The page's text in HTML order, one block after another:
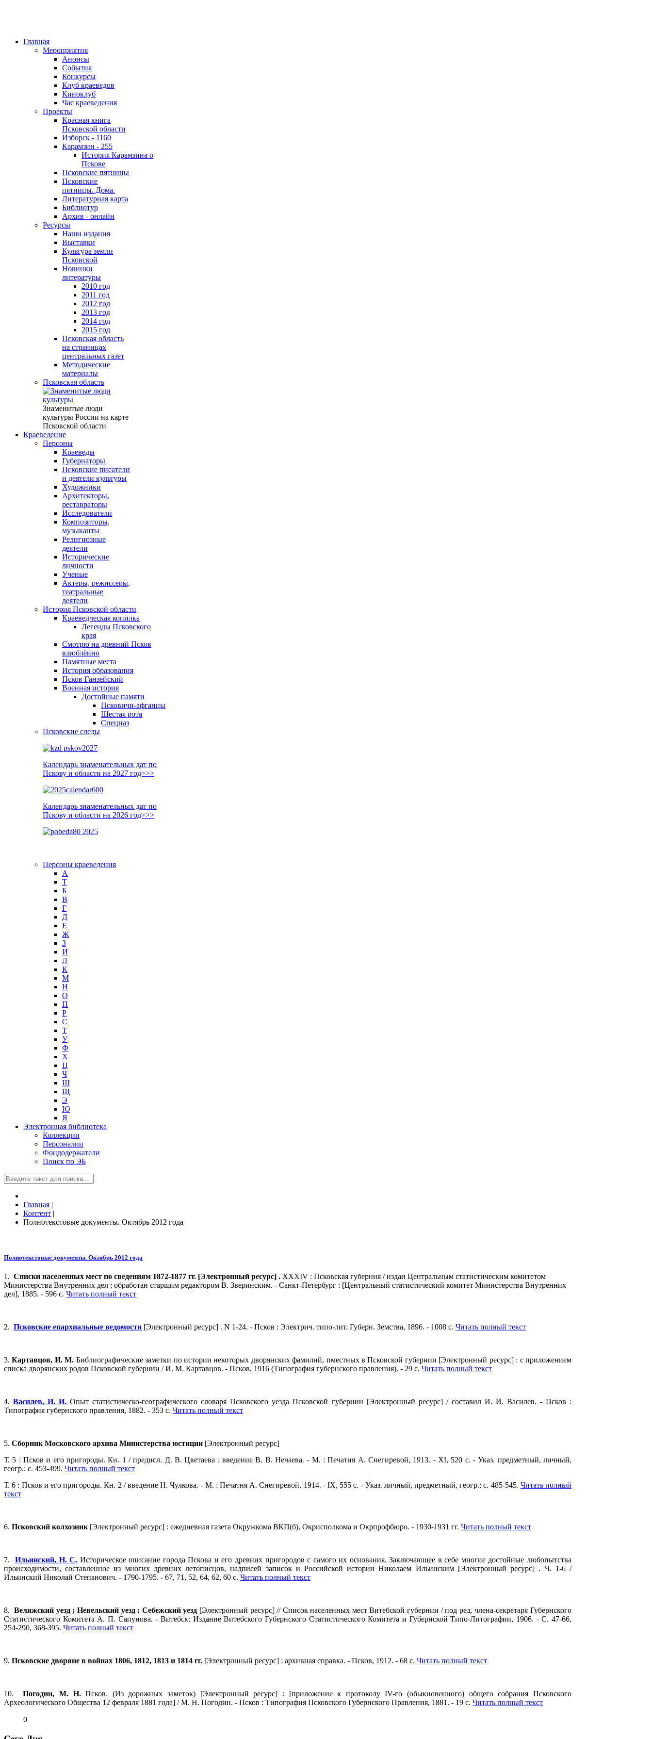
Главная
Мероприятия
Анонсы
События
Конкурсы
Клуб краеведов
Киноклуб
Час краеведения
Проекты
Красная книга
Псковской области
Изборск - 1160
Карамзин - 255
История Карамзина о
Пскове
Псковские пятницы
Псковские
пятницы. Дома.
Литературная карта
Библиотур
Архив - онлайн
Ресурсы
Наши издания
Выставки
Культура земли
Псковской
Новинки
литературы
2010 год
2011 год
2012 год
2013 год
2014 год
2015 год
Псковская область
на страницах
центральных газет
Методические
материалы
Псковская область
Знаменитые люди
культуры России на карте
Псковской области
Краеведение
Персоны
Краеведы
Губернаторы
Псковские писатели
и деятели культуры
Художники
Архитекторы,
реставраторы
Исследователи
Композиторы,
музыканты
Религиозные
деятели
Исторические
личности
Ученые
Актеры, режиссеры,
театральные
деятели
История Псковской области
Краеведческая копилка
Легенды Псковского
края
Смотрю на древний Псков
влюблённо
Памятные места
История образования
Псков Ганзейский
Военная история
Достойные памяти
Псковичи-афганцы
Шестая рота
Спецназ
Псковские следы
Календарь знаменательных дат по
Пскову и области на 2027 год>>>
Календарь знаменательных дат по
Пскову и области на 2026 год>>>
Персоны краеведения
А
T
Б
В
Г
Д
Е
Ж
З
И
Л
К
М
Н
О
П
Р
С
Т
У
Ф
Х
Ц
Ч
Ш
Щ
Э
Ю
Я
Электронная библиотека
Коллекции
Персоналии
Фондодержатели
Поиск по ЭБ
Главная |
Контент |
Полнотекстовые документы. Октябрь 2012 года
Полнотекстовые документы. Октябрь 2012 года
1. Списки населенных мест по сведениям 1872-1877 гг. [Электронный ресурс] . XXXIV : Псковская губерния / издан Центральным статистическим комитетом
Министерства Внутренних дел ; обработан старшим редактором В. Зверинским. - Санкт-Петербург : [Центральный статистический комитет Министерства Внутренних
дел], 1885. - 596 с. Читать полный текст
2. Псковские епархиальные ведомости [Электронный ресурс] . N 1-24. - Псков : Электрич. типо-лит. Губерн. Земства, 1896. - 1008 с. Читать полный текст
3.Картавцов, И. М. Библиографические заметки по истории некоторых дворянских фамилий, пместных в Псковской губернии [Электронный ресурс] : с приложением
списка дворянских родов Псковской губернии / И. М. Картавцов. - Псков, 1916 (Типография губернского правления). - 29 с. Читать полный текст
4.Василев, И. И. Опыт статистическо-географического словаря Псковского уезда Псковской губернии [Электронный ресурс] / составил И. И. Василев. - Псков :
Типография губернского правления, 1882. - 353 с. Читать полный текст
5. Сборник Московского архива Министерства юстиции [Электронный ресурс]
Т. 5 : Псков и его пригороды. Кн. 1 / предисл. Д. В. Цветаева ; введение В. В. Нечаева. - М. : Печатня А. Снегиревой, 1913. - XI, 520 с. - Указ. предметный, личный,
геогр.: с. 453-499. Читать полный текст
Т. 6 : Псков и его пригороды. Кн. 2 / введение Н. Чулкова. - М. : Печатня А. Снегиревой, 1914. - IX, 555 с. - Указ. личный, предметный, геогр.: с. 485-545. Читать полный
текст
6. Псковский колхозник [Электронный ресурс] : ежедневная газета Окружкома ВКП(б), Окрисполкома и Окрпрофбюро. - 1930-1931 гг. Читать полный текст
7.Ильинский, Н. С. Историческое описание города Пскова и его древних пригородов с самого их основания. Заключающее в себе многие достойные любопытства
происходимости, составленное из многих древних летописцов, надписей записок и Российской истории Николаем Ильинским [Электронный ресурс] . Ч. 1-6 /
Ильинский Николай Степанович. - 1790-1795. - 67, 71, 52, 64, 62, 60 с. Читать полный текст
8.Велижский уезд ; Невельский уезд ; Себежский уезд [Электронный ресурс] // Список населенных мест Витебской губернии / под ред. члена-секретаря Губернского
Статистического Комитета А. П. Сапунова. - Витебск: Издание Витебского Губернского Статистического Комитета и Губернской Типо-Литографии, 1906. - С. 47-66,
254-290, 368-395. Читать полный текст
9. Псковские дворяне в войнах 1806, 1812, 1813 и 1814 гг. [Электронный ресурс] : архивная справка. - Псков, 1912. - 68 с. Читать полный текст
10.Погодин, М. Н.Псков. (Из дорожных заметок) [Электронный ресурс] : [приложение к протоколу IV-го (обыкновенного) общего собрания Псковского
Археологического Общества 12 февраля 1881 года] / М. Н. Погодин. - Псков : Типография Псковского Губернского Правления, 1881. - 19 с. Читать полный текст
0